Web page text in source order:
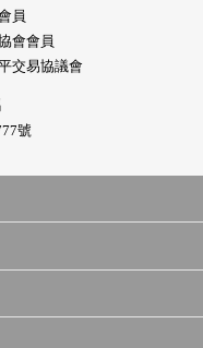
員
會會員
交易協議會
號